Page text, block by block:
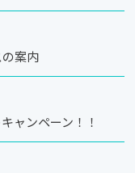
案内
ャンペーン！！